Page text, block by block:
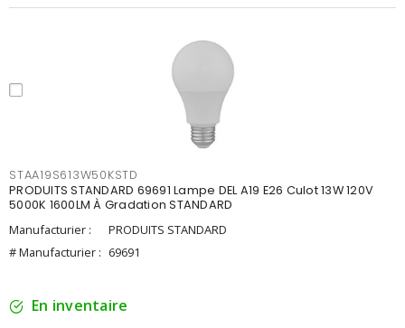
STAA19S613W50KSTD
PRODUITS STANDARD 69691 Lampe DEL A19 E26 Culot 13W 120V
5000K 1600LM À Gradation STANDARD
Manufacturier :
PRODUITS STANDARD
# Manufacturier : 69691
En inventaire